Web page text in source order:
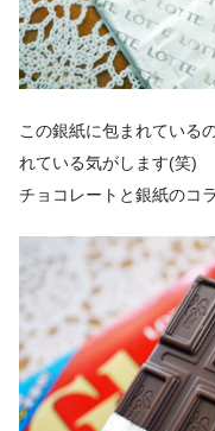
この銀紙に包まれている
れている気がします(笑)
チョコレートと銀紙のコ